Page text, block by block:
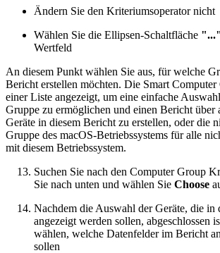
Ändern Sie den Kriteriumsoperator nicht
Wählen Sie die Ellipsen-Schaltfläche "..."
Wertfeld
An diesem Punkt wählen Sie aus, für welche
Bericht erstellen möchten. Die Smart
einer Liste angezeigt, um eine einfache
Gruppe zu ermöglichen und einen Bericht über
Geräte in diesem Bericht zu erstellen, oder die
Gruppe des macOS-Betriebssystems für alle
mit diesem Betriebssystem.
Suchen Sie nach den Computer Group
Sie nach unten und wählen Sie Choose
Nachdem die Auswahl der Geräte, die in
angezeigt werden sollen, abgeschlossen
wählen, welche Datenfelder im Bericht
sollen